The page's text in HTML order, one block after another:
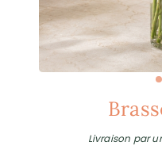
Livraison par